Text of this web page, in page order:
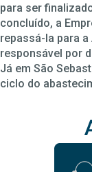
para ser
concluído, a
repassá-la para
responsável por
Já em São
ciclo do